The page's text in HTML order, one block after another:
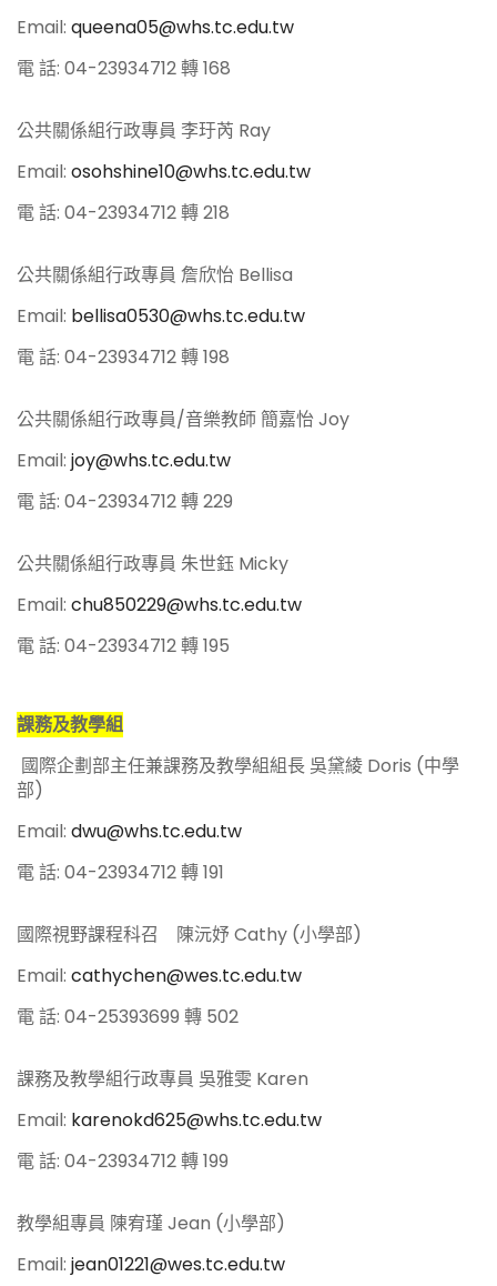
Email: queena05@whs.tc.edu.tw
電 話: 04-23934712 轉 168
公共關係組行政專員 李玗芮 Ray
Email: osohshine10@whs.tc.edu.tw
電 話: 04-23934712 轉 218
公共關係組行政專員 詹欣怡 Bellisa
Email: bellisa0530@whs.tc.edu.tw
電 話: 04-23934712 轉 198
公共關係組行政專員/音樂教師 簡嘉怡 Joy
Email: joy@whs.tc.edu.tw
電 話: 04-23934712 轉 229
公共關係組行政專員 朱世鈺 Micky
Email: chu850229@whs.tc.edu.tw
電 話: 04-23934712 轉 195
課務及教學組
國際企劃部主任兼課務及教學組組長 吳黛綾 Doris (中學
部)
Email: dwu@whs.tc.edu.tw
電 話: 04-23934712 轉 191
國際視野課程科召 陳沅妤 Cathy (小學部)
Email: cathychen@wes.tc.edu.tw
電 話: 04-25393699 轉 502
課務及教學組行政專員 吳雅雯 Karen
Email: karenokd625@whs.tc.edu.tw
電 話: 04-23934712 轉 199
教學組專員 陳宥瑾 Jean (小學部)
Email: jean01221@wes.tc.edu.tw